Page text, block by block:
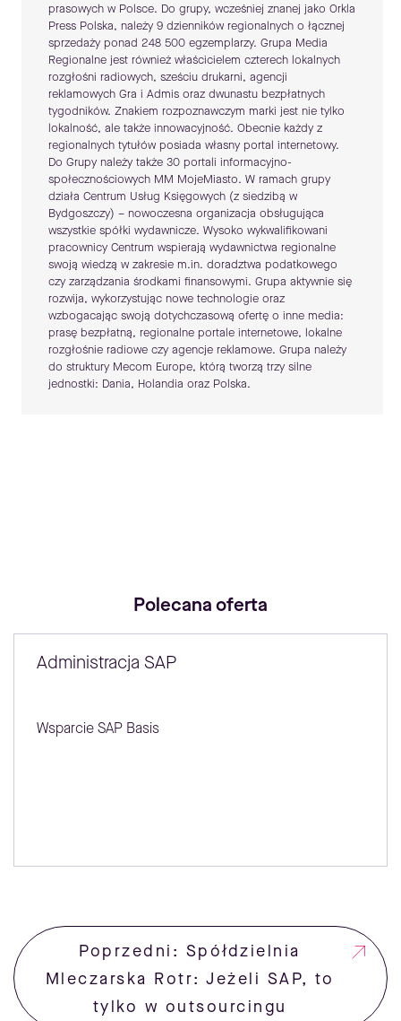
prasowych w Polsce. Do grupy, wcześniej znanej jako Orkla
Press Polska, należy 9 dzienników regionalnych o łącznej
sprzedaży ponad 248 500 egzemplarzy. Grupa Media
Regionalne jest również właścicielem czterech lokalnych
rozgłośni radiowych, sześciu drukarni, agencji
reklamowych Gra i Admis oraz dwunastu bezpłatnych
tygodników. Znakiem rozpoznawczym marki jest nie tylko
lokalność, ale także innowacyjność. Obecnie każdy z
regionalnych tytułów posiada własny portal internetowy.
Do Grupy należy także 30 portali informacyjno-
społecznościowych MM MojeMiasto. W ramach grupy
działa Centrum Usług Księgowych (z siedzibą w
Bydgoszczy) – nowoczesna organizacja obsługująca
wszystkie spółki wydawnicze. Wysoko wykwalifikowani
pracownicy Centrum wspierają wydawnictwa regionalne
swoją wiedzą w zakresie m.in. doradztwa podatkowego
czy zarządzania środkami finansowymi. Grupa aktywnie się
rozwija, wykorzystując nowe technologie oraz
wzbogacając swoją dotychczasową ofertę o inne media:
prasę bezpłatną, regionalne portale internetowe, lokalne
rozgłośnie radiowe czy agencje reklamowe. Grupa należy
do struktury Mecom Europe, którą tworzą trzy silne
jednostki: Dania, Holandia oraz Polska.
Polecana oferta
Administracja SAP
Wsparcie SAP Basis
Poprzedni: Spółdzielnia
Mleczarska Rotr: Jeżeli SAP, to
tylko w outsourcingu